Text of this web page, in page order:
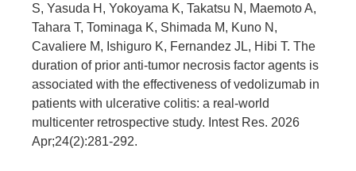
S, Yasuda H, Yokoyama K, Takatsu N, Maemoto A,
Tahara T, Tominaga K, Shimada M, Kuno N,
Cavaliere M, Ishiguro K, Fernandez JL, Hibi T. The
duration of prior anti-tumor necrosis factor agents is
associated with the effectiveness of vedolizumab in
patients with ulcerative colitis: a real-world
multicenter retrospective study. Intest Res. 2026
Apr;24(2):281-292.